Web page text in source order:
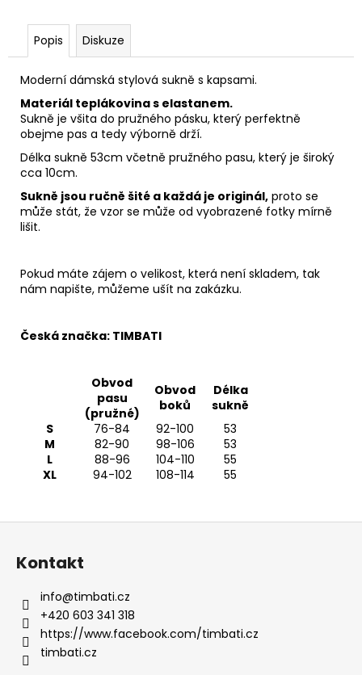
Popis Diskuze
Moderní dámská stylová sukně s kapsami.
Materiál teplákovina s elastanem.
Sukně je všita do pružného pásku, který perfektně
obejme pas a tedy výborně drží.
Délka sukně 53cm včetně pružného pasu, který je široký
cca 10cm.
Sukně jsou ručně šité a každá je originál, proto se
může stát, že vzor se může od vyobrazené fotky mírně
lišit.
Pokud máte zájem o velikost, která není skladem, tak
nám napište, můžeme ušít na zakázku.
Česká značka: TIMBATI
Obvod
pasu
(pružné)
Obvod
boků
Délka
sukně
S
76-84 92-100
53
M
82-90 98-106
53
L
88-96 104-110
55
XL
94-102 108-114 55
m
PŮLKOLOVÁ
SUKNĚ
"MODRÉ
KVĚTY"
980
Kč
Z
Kontakt
info@timbati.cz
+420 603 341 318
https://www.facebook.com/timbati.cz
timbati.cz